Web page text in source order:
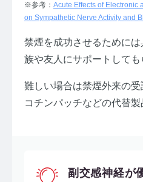
※参考： Acute Effects of Electronic
on Sympathetic Nerve Activity and
禁煙を成功させるために
族や友人にサポートしても
難しい場合は禁煙外来の
コチンパッチなどの代替製
副交感神経が